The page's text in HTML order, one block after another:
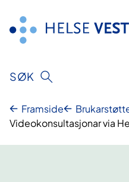
innhald
SØK
Framside
Videokonsultasjonar via